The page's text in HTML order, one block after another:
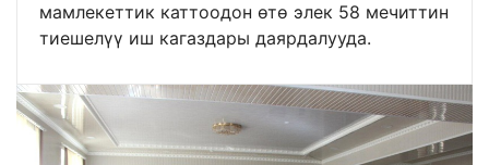
мамлекеттик каттоодон өтө элек 58 мечиттин
тиешелүү иш кагаздары даярдалууда.